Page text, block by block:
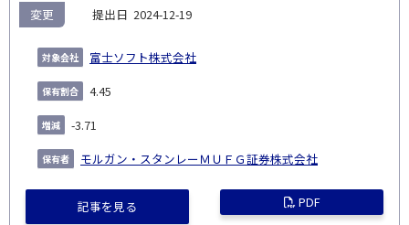
2024-12-19
富士ソフト株式会社
変更
4.45
-3.71
モルガン・スタンレーＭＵＦＧ証券株式会社
記事を見る PDF